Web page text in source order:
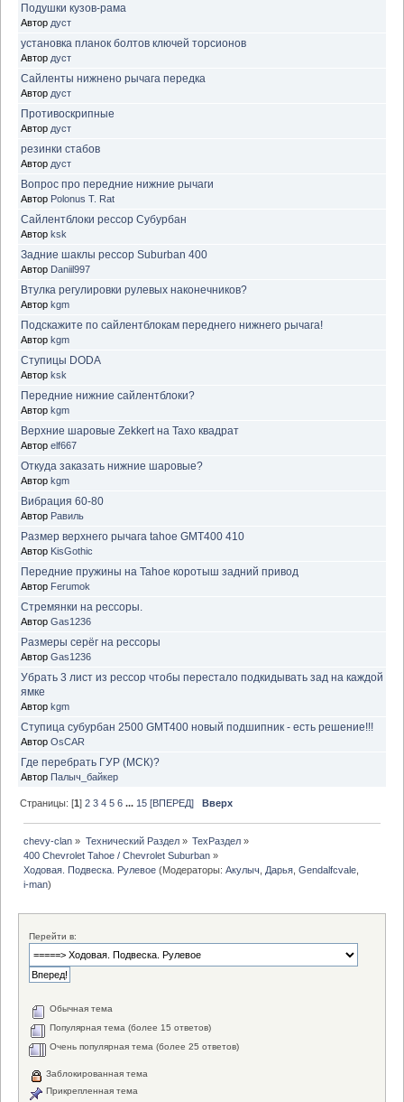
Подушки кузов-рама
Автор дуст
установка планок болтов ключей торсионов
Автор дуст
Сайленты нижнено рычага передка
Автор дуст
Противоскрипные
Автор дуст
резинки стабов
Автор дуст
Вопрос про передние нижние рычаги
Автор Polonus T. Rat
Сайлентблоки рессор Субурбан
Автор ksk
Задние шаклы рессор Suburban 400
Автор Daniil997
Втулка регулировки рулевых наконечников?
Автор kgm
Подскажите по сайлентблокам переднего нижнего рычага!
Автор kgm
Ступицы DODA
Автор ksk
Передние нижние сайлентблоки?
Автор kgm
Верхние шаровые Zekkert на Тахо квадрат
Автор elf667
Откуда заказать нижние шаровые?
Автор kgm
Вибрация 60-80
Автор Равиль
Размер верхнего рычага tahoe GMT400 410
Автор KisGothic
Передние пружины на Tahoe коротыш задний привод
Автор Ferumok
Стремянки на рессоры.
Автор Gas1236
Размеры серёг на рессоры
Автор Gas1236
Убрать 3 лист из рессор чтобы перестало подкидывать зад на каждой
ямке
Автор kgm
Ступица субурбан 2500 GMT400 новый подшипник - есть решение!!!
Автор OsCAR
Где перебрать ГУР (МСК)?
Автор Палыч_байкер
Страницы: [1]2 3 4 5 6 ... 15 [ВПЕРЕД] Вверх
chevy-clan » Технический Раздел» ТехРаздел»
400 Chevrolet Tahoe / Chevrolet Suburban »
Ходовая. Подвеска. Рулевое (Модераторы:Акулыч Дарья ,Gendalfcvale
i-man)
Перейти в:
Обычная тема
Популярная тема (более 15 ответов)
Очень популярная тема (более 25 ответов)
Заблокированная тема
Прикрепленная тема